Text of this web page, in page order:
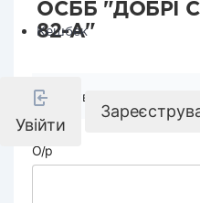
Кешбек
Увійти
ОСББ "ДОБРІ
82-А"
Реквізити компанії
О/р